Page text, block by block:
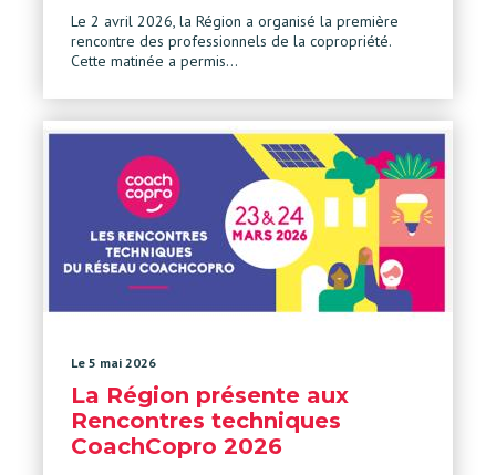
Le 2 avril 2026, la Région a organisé la première
rencontre des professionnels de la copropriété.
Cette matinée a permis…
Le 5 mai 2026
La Région présente aux
Rencontres techniques
CoachCopro 2026